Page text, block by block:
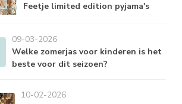
Feetje limited edition pyjama's
09-03-2026
Welke zomerjas voor kinderen is het
beste voor dit seizoen?
10-02-2026